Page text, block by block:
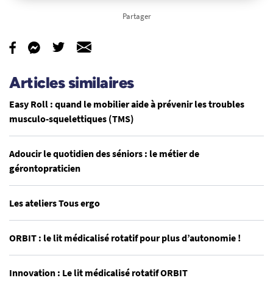
Partager
Articles similaires
Easy Roll : quand le mobilier aide à prévenir les troubles
musculo-squelettiques (TMS)
Adoucir le quotidien des séniors : le métier de
gérontopraticien
Les ateliers Tous ergo
ORBIT : le lit médicalisé rotatif pour plus d’autonomie !
Innovation : Le lit médicalisé rotatif ORBIT